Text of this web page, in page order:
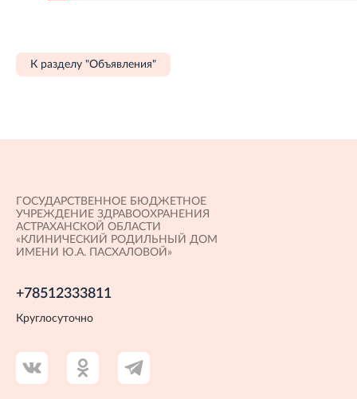
К разделу "Объявления"
ГОСУДАРСТВЕННОЕ БЮДЖЕТНОЕ
УЧРЕЖДЕНИЕ ЗДРАВООХРАНЕНИЯ
АСТРАХАНСКОЙ ОБЛАСТИ
«КЛИНИЧЕСКИЙ РОДИЛЬНЫЙ ДОМ
ИМЕНИ Ю.А. ПАСХАЛОВОЙ»
+78512333811
Круглосуточно